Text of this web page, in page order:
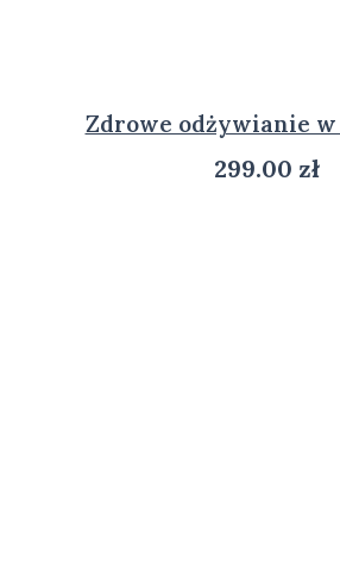
Zdrowe odżywianie
299.00 zł